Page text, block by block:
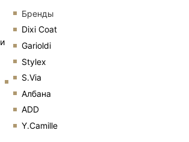
Бренды
Dixi Coat
Garioldi
Stylex
S.Via
Албана
ADD
Y.Camille